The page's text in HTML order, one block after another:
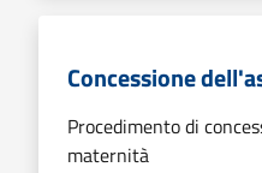
Concessione
Procedimento di
maternità